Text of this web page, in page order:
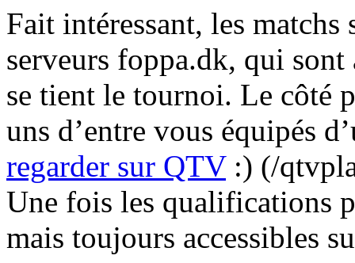
Fait intéressant, les matchs
serveurs foppa.dk, qui
se tient le tournoi. Le côté
uns d’entre vous équipés
regarder sur QTV:) (/
Une fois les qualifications
mais toujours accessibles